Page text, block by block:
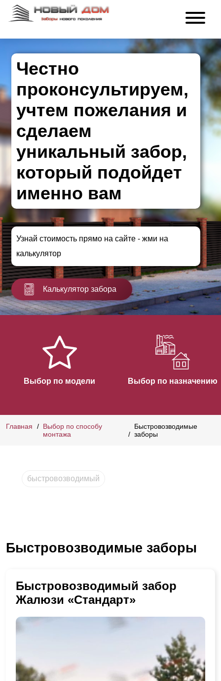
Честно
проконсультируем,
учтем пожелания и
сделаем
уникальный забор,
который подойдет
именно вам
Узнай стоимость прямо на сайте - жми на
калькулятор
Калькулятор забора
Выбор по модели Выбор по назначению
Главная
Выбор по способу
монтажа
Быстровозводимые
заборы
быстровозводимый
Быстровозводимые заборы
Быстровозводимый забор
Жалюзи «Стандарт»